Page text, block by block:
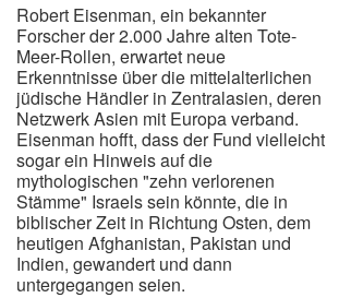
Robert Eisenman, ein bekannter
Forscher der 2.000 Jahre alten Tote-
Meer-Rollen, erwartet neue
Erkenntnisse über die mittelalterlichen
jüdische Händler in Zentralasien, deren
Netzwerk Asien mit Europa verband.
Eisenman hofft, dass der Fund vielleicht
sogar ein Hinweis auf die
mythologischen "zehn verlorenen
Stämme" Israels sein könnte, die in
biblischer Zeit in Richtung Osten, dem
heutigen Afghanistan, Pakistan und
Indien, gewandert und dann
untergegangen seien.